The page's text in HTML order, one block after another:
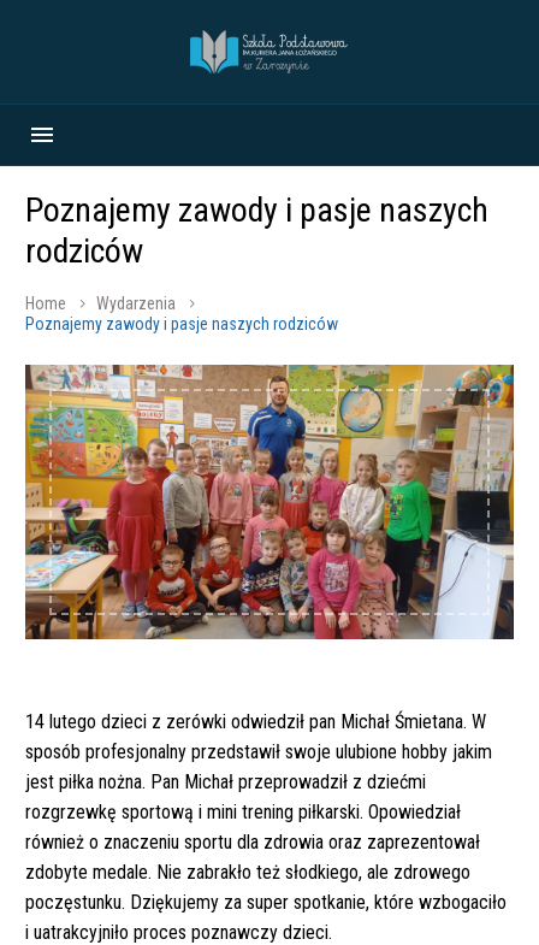
Poznajemy zawody i pasje naszych
rodziców
Home
Wydarzenia
Poznajemy zawody i pasje naszych rodziców
14 lutego dzieci z zerówki odwiedził pan Michał Śmietana. W
sposób profesjonalny przedstawił swoje ulubione hobby jakim
jest piłka nożna. Pan Michał przeprowadził z dziećmi
rozgrzewkę sportową i mini trening piłkarski. Opowiedział
również o znaczeniu sportu dla zdrowia oraz zaprezentował
zdobyte medale. Nie zabrakło też słodkiego, ale zdrowego
poczęstunku. Dziękujemy za super spotkanie, które wzbogaciło
i uatrakcyjniło proces poznawczy dzieci.